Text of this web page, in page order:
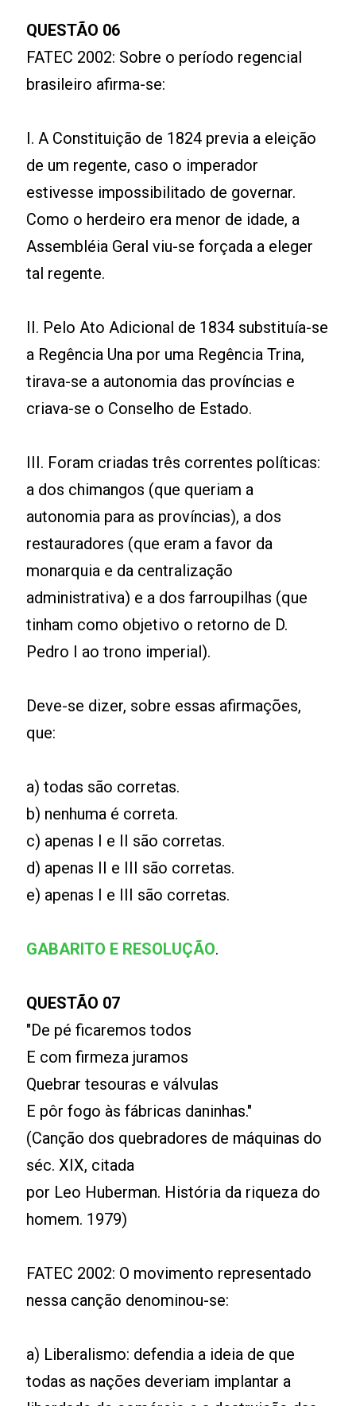
QUESTÃO 06
FATEC 2002: Sobre o período regencial
brasileiro afirma-se:
I. A Constituição de 1824 previa a eleição
de um regente, caso o imperador
estivesse impossibilitado de governar.
Como o herdeiro era menor de idade, a
Assembléia Geral viu-se forçada a eleger
tal regente.
II. Pelo Ato Adicional de 1834 substituía-se
a Regência Una por uma Regência Trina,
tirava-se a autonomia das províncias e
criava-se o Conselho de Estado.
III. Foram criadas três correntes políticas:
a dos chimangos (que queriam a
autonomia para as províncias), a dos
restauradores (que eram a favor da
monarquia e da centralização
administrativa) e a dos farroupilhas (que
tinham como objetivo o retorno de D.
Pedro I ao trono imperial).
Deve-se dizer, sobre essas afirmações,
que:
a) todas são corretas.
b) nenhuma é correta.
c) apenas I e II são corretas.
d) apenas II e III são corretas.
e) apenas I e III são corretas.
GABARITO E RESOLUÇÃO.
QUESTÃO 07
"De pé ficaremos todos
E com firmeza juramos
Quebrar tesouras e válvulas
E pôr fogo às fábricas daninhas."
(Canção dos quebradores de máquinas do
séc. XIX, citada
por Leo Huberman. História da riqueza do
homem. 1979)
FATEC 2002: O movimento representado
nessa canção denominou-se:
a) Liberalismo: defendia a ideia de que
todas as nações deveriam implantar a